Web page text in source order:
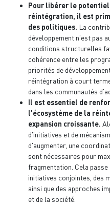
Pour libérer le
réintégration, il est
des politiques. La
développement n’est pas
conditions structurelles
cohérence entre les
priorités de
réintégration à court
dans les communautés
Il est essentiel de
l'écosystème de la
expansion croissante.
d'initiatives et de
d'augmenter, une
sont nécessaires pour
fragmentation. Cela
initiatives conjointes, des
ainsi que des approches
et de la société.